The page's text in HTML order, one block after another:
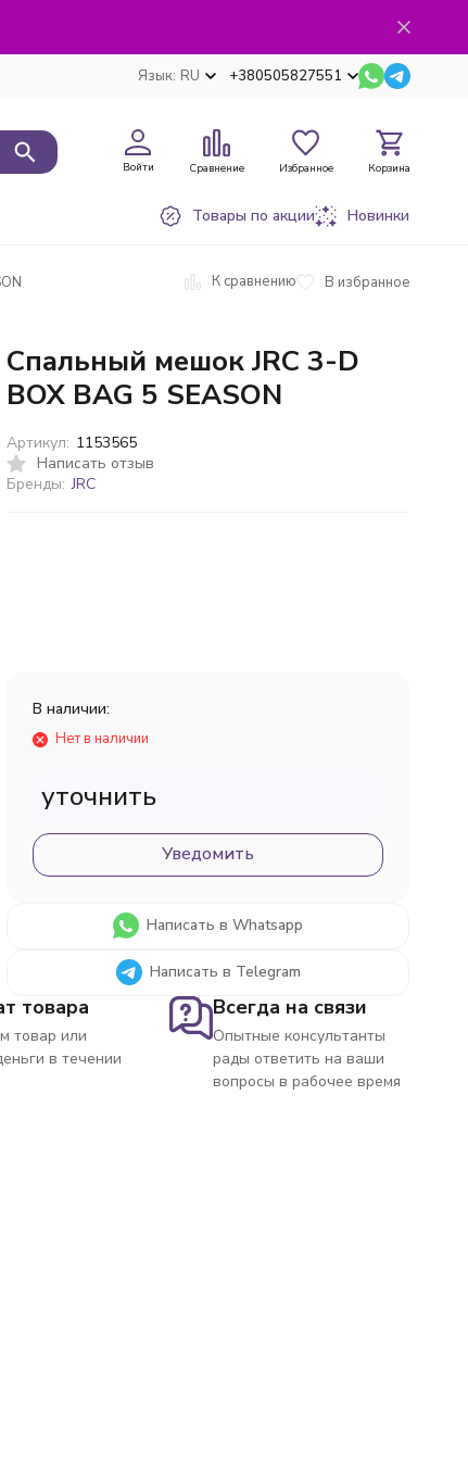
Язык: RU +380505827551
Войти Сравнение Избранное Корзина
Товары по акции Новинки
К сравнению В избранное
Спальный мешок JRC 3-D
BOX BAG 5 SEASON
Написать отзыв
Бренды: JRC
Артикул: 1153565
В наличии:
Нет в наличии
уточнить
Уведомить
Написать в Whatsapp
Написать в Telegram
товара
товар или
в течении
Всегда на связи
Опытные консультанты
рады ответить на ваши
вопросы в рабочее время